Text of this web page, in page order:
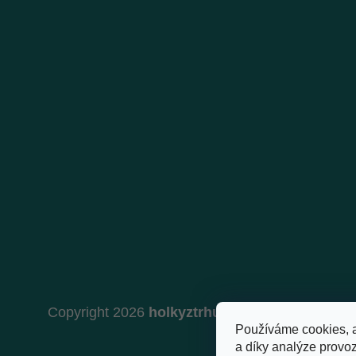
Používáme cookies,
a díky analýze
Copyright 2026 holkyztrhu.cz